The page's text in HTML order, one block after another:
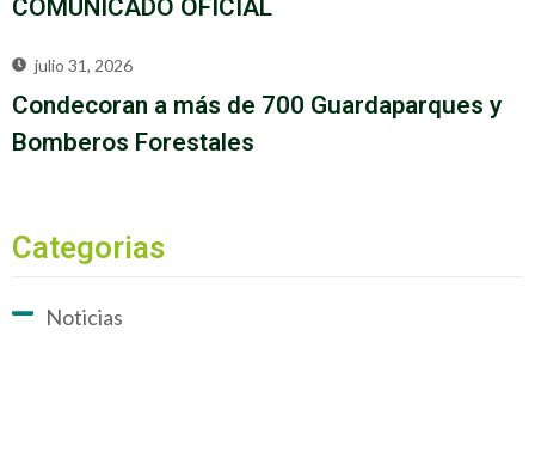
COMUNICADO OFICIAL
julio 31, 2026
Condecoran a más de 700 Guardaparques y
Bomberos Forestales
Categorias
Noticias